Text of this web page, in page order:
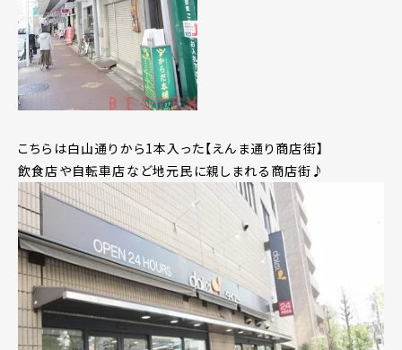
こちらは白山通りから1本入った【えんま通り商店街】
飲食店や自転車店など地元民に親しまれる商店街♪